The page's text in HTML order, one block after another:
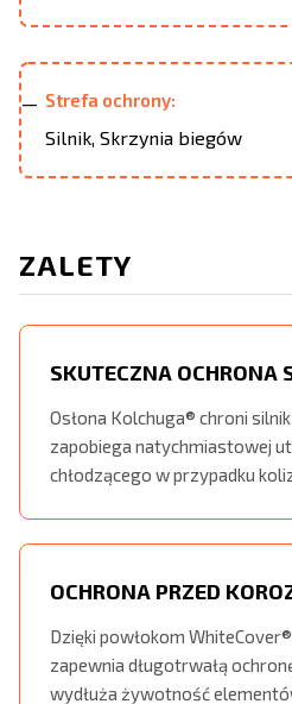
Strefa ochrony:
Silnik, Skrzynia biegów
ZALETY
SKUTECZNA OCHRONA
Osłona Kolchuga® chroni
zapobiega natychmiastowej
chłodzącego w przypadku
OCHRONA PRZED
Dzięki powłokom
zapewnia długotrwałą
wydłuża żywotność